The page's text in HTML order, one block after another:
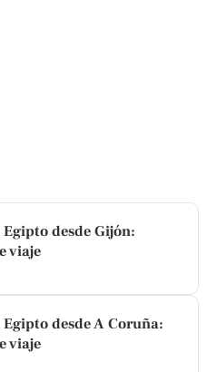
desde Gijón:
viaje
desde A Coruña:
viaje